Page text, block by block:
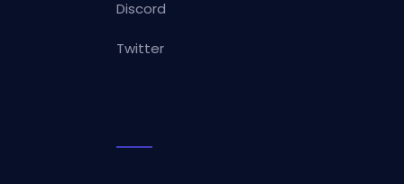
Discord
Twitter